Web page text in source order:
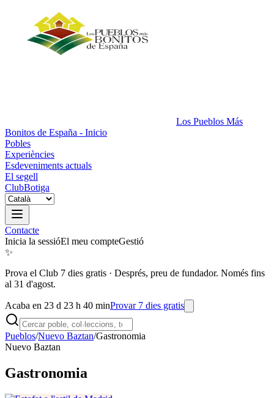
Los Pueblos Más
Bonitos de España - Inicio
Pobles
Experiències
Esdeveniments actuals
El segell
ClubBotiga
Contacte
Inicia la sessióEl meu compteGestió
✨
Prova el Club 7 dies gratis · Després, preu de fundador. Només fins
al 31 d'agost.
Acaba en 23 d 23 h 40 minProvar 7 dies gratis
Pueblos/Nuevo Baztan/Gastronomia
Nuevo Baztan
Gastronomia